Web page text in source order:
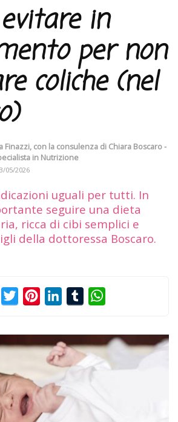
in
per non
coliche (nel
Finazzi, con la consulenza di Chiara Boscaro -
in Nutrizione
05/2026
uguali per tutti. In
seguire una dieta
ricca di cibi semplici e
della dottoressa Boscaro.
FacebookTwitterPinterestLinkedInTumblr